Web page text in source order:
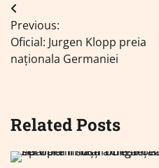
Navigare
în
articole
Previous:
Oficial: Jurgen Klopp preia
naționala Germaniei
Related Posts